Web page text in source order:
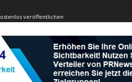
veröffentlichen